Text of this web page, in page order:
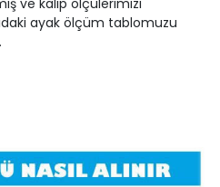
ve kalıp ölçülerimizi
ayak ölçüm tablomuzu